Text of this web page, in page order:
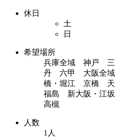
休日
土
日
希望場所
兵庫全域 神戸
丹 六甲 大阪全
橋・堀江 京橋
福島 新大阪・江
高槻
人数
1人